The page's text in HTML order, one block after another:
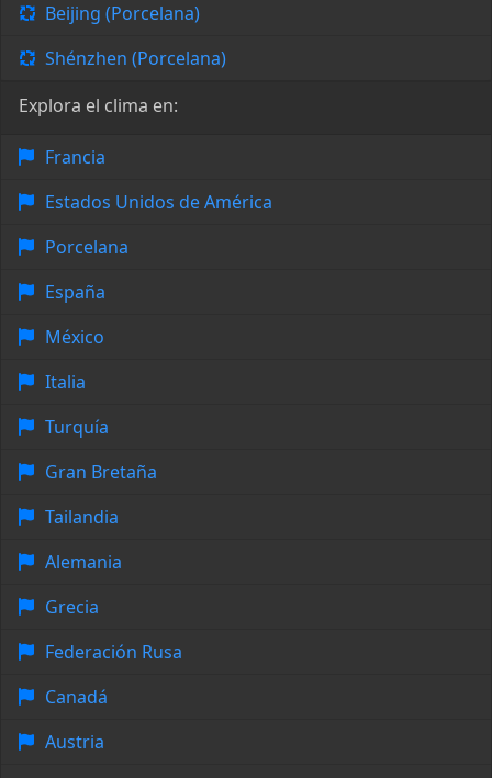
Beijing (Porcelana)
Shénzhen (Porcelana)
Explora el clima en:
Francia
Estados Unidos de América
Porcelana
España
México
Italia
Turquía
Gran Bretaña
Tailandia
Alemania
Grecia
Federación Rusa
Canadá
Austria